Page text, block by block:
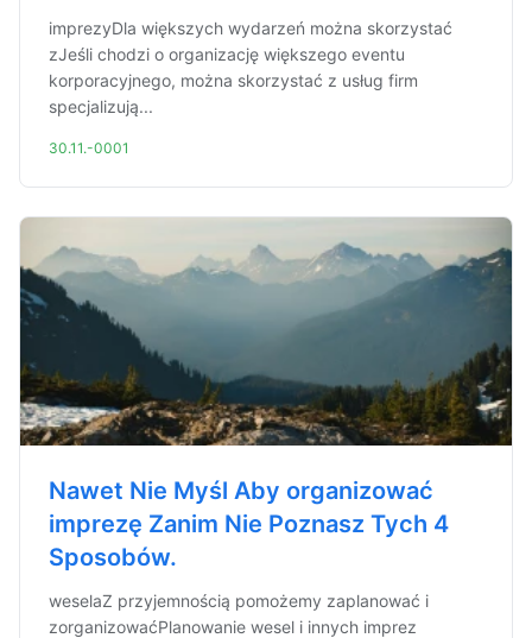
imprezyDla większych wydarzeń można skorzystać
zJeśli chodzi o organizację większego eventu
korporacyjnego, można skorzystać z usług firm
specjalizują...
30.11.-0001
Nawet Nie Myśl Aby organizować
imprezę Zanim Nie Poznasz Tych 4
Sposobów.
weselaZ przyjemnością pomożemy zaplanować i
zorganizowaćPlanowanie wesel i innych imprez